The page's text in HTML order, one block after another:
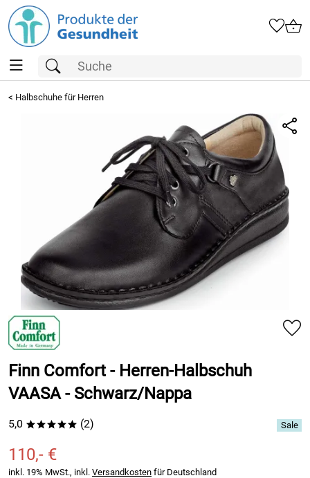
< Halbschuhe für Herren
Finn Comfort - Herren-Halbschuh
VAASA - Schwarz/Nappa
5,0 ***** (2)
110,- €
inkl. 19% MwSt., inkl. Versandkosten für Deutschland